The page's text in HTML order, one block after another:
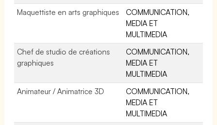
Maquettiste en arts graphiques
COMMUNICATION,
MEDIA ET
MULTIMEDIA
Chef de studio de créations
graphiques
COMMUNICATION,
MEDIA ET
MULTIMEDIA
Animateur / Animatrice 3D
COMMUNICATION,
MEDIA ET
MULTIMEDIA